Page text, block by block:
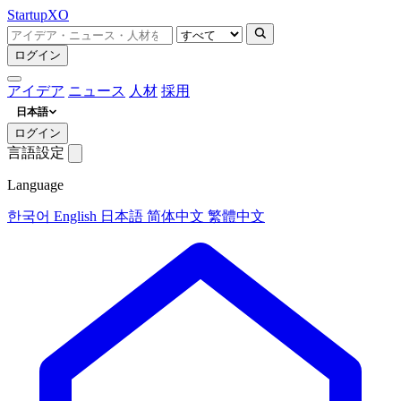
StartupXO
ログイン
アイデア ニュース 人材 採用
日本語
ログイン
言語設定
Language
한국어 English 日本語 简体中文 繁體中文